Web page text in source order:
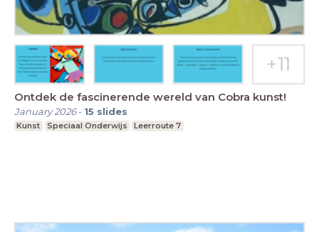
Ontdek de fascinerende wereld van Cobra kunst!
January 2026- 15 slides
Kunst Speciaal Onderwijs Leerroute 7